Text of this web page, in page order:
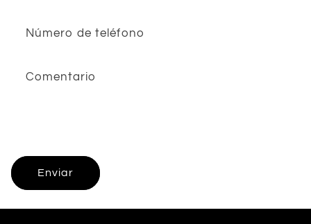
Número de teléfono
Comentario
Enviar